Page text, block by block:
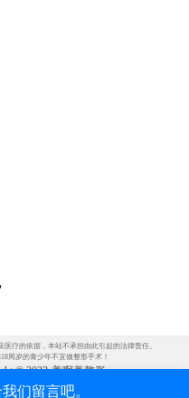
疗的依据，本站不承担由此引起的法律责任。
周岁的青少年不宜做整形手术！
© 2023-美啊美整形